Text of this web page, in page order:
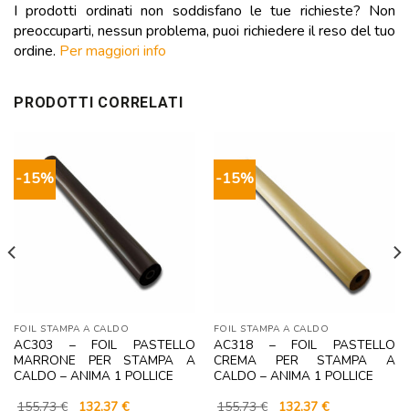
I prodotti ordinati non soddisfano le tue richieste? Non
preoccuparti, nessun problema, puoi richiedere il reso del tuo
ordine. Per maggiori info
PRODOTTI CORRELATI
-15%
FOIL STAMPA A CALDO
AC303 – FOIL PASTELLO
MARRONE PER STAMPA A
CALDO – ANIMA 1 POLLICE
155,73€ Il132,37€Il
-15%
FOIL STAMPA A CALDO
AC318 – FOIL PASTELLO
CREMA PER STAMPA A
CALDO – ANIMA 1 POLLICE
155,73€ Il132,37€Il